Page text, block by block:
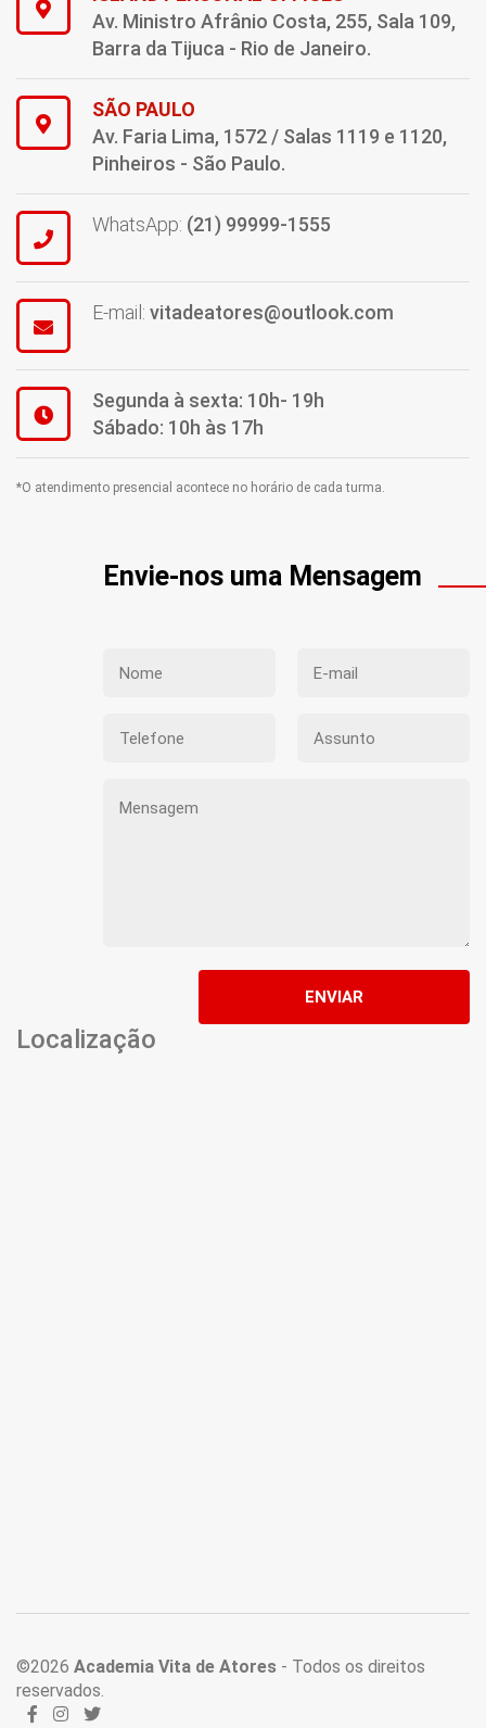
Av. Ministro Afrânio Costa, 255, Sala 109,
Barra da Tijuca - Rio de Janeiro.
SÃO PAULO
Av. Faria Lima, 1572 / Salas 1119 e 1120,
Pinheiros - São Paulo.
WhatsApp: (21) 99999-1555
E-mail: vitadeatores@outlook.com
Segunda à sexta: 10h- 19h
Sábado: 10h às 17h
*O atendimento presencial acontece no horário de cada turma.
Envie-nos uma Mensagem
ENVIAR
Localização
©2026 Academia Vita de Atores - Todos os direitos
reservados.